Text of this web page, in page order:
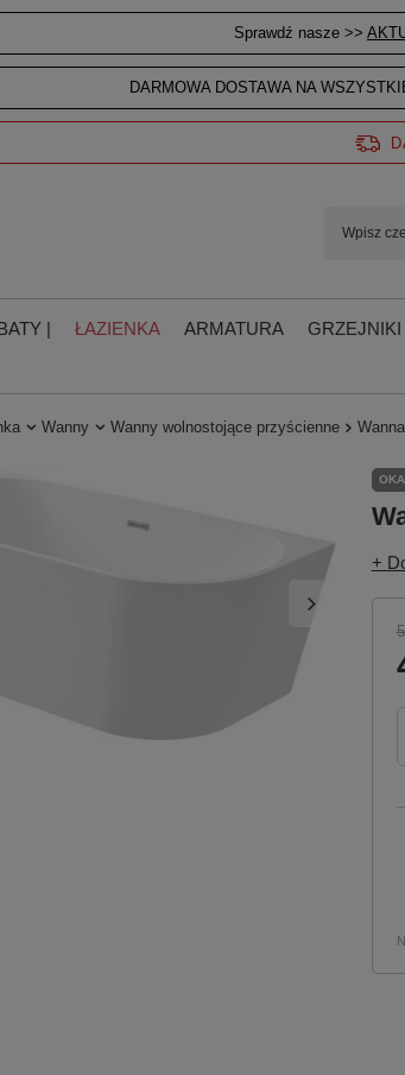
Sprawdź nasze >>
DARMOWA DOSTAWA NA
| ŁAZIENKA ARMATURA
Wanny Wanny wolnostojące przyścienne
+